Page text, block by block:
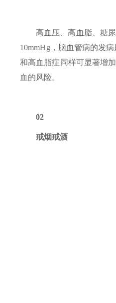
高血压、高血脂、糖
10mmHg，脑血管病的发
和高血脂症同样可显著增
血的风险。
02
戒烟戒酒